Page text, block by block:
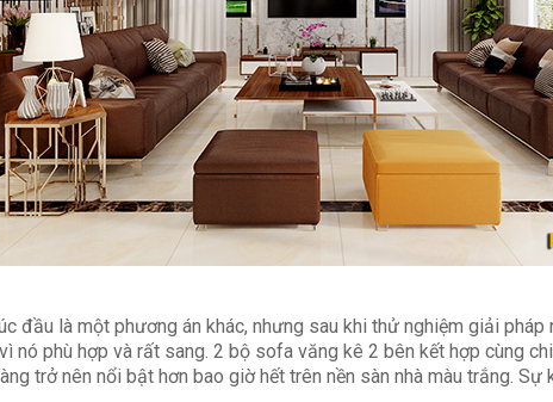
đầu là một phương án khác, nhưng sau khi thử nghiệm giải
nó phù hợp và rất sang. 2 bộ sofa văng kê 2 bên kết hợp cùng
trở nên nổi bật hơn bao giờ hết trên nền sàn nhà màu trắng. Sự